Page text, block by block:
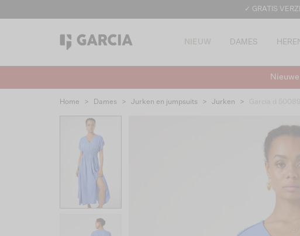
✓ GRATIS
NIEUW DAMES
Home > Dames > Jurken en jumpsuits > Jurken >